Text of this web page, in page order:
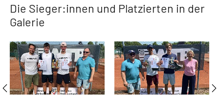
Die Sieger:innen und Platzierten in der
Galerie
Show larger version Show larger version